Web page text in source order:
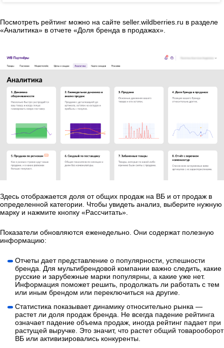
Посмотреть рейтинг можно на сайте seller.wildberries.ru в разделе
«Аналитика» в отчете «Доля бренда в продажах».
Здесь отображается доля от общих продаж на ВБ и от продаж в
определенной категории. Чтобы увидеть анализ, выберите нужную
марку и нажмите кнопку «Рассчитать».
Показатели обновляются еженедельно. Они содержат полезную
информацию:
Отчеты дает представление о популярности, успешности
бренда. Для мультибрендовой компании важно следить, какие
русские и зарубежные марки популярны, а какие уже нет.
Информация поможет решить, продолжать ли работать с тем
или иным брендом или переключиться на другие.
Статистика показывает динамику относительно рынка —
растет ли доля продаж бренда. Не всегда падение рейтинга
означает падение объема продаж, иногда рейтинг падает при
растущей выручке. Это значит, что растет общий товарооборот
ВБ или активизировались конкуренты.